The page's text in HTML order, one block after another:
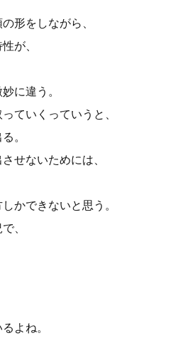
形をしながら、
が、
に違う。
ていくっていうと、
。
せないためには、
かできないと思う。
、
よね。